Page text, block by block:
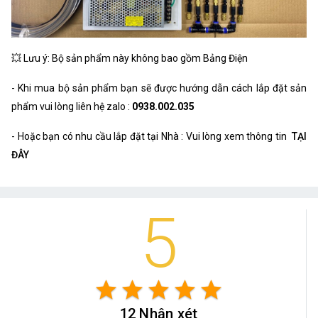
💥 Lưu ý: Bộ sản phẩm này không bao gồm Bảng Điện
- Khi mua bộ sản phẩm bạn sẽ được hướng dẫn cách lắp đặt sản
phẩm vui lòng liên hệ zalo : 0938.002.035
- Hoặc bạn có nhu cầu lắp đặt tại Nhà : Vui lòng xem thông tin TẠI
ĐÂY
5
star star star star star
12 Nhận xét